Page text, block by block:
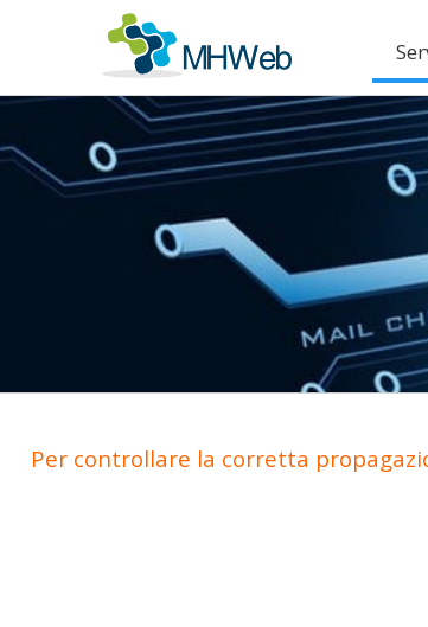
Per controllare la corretta